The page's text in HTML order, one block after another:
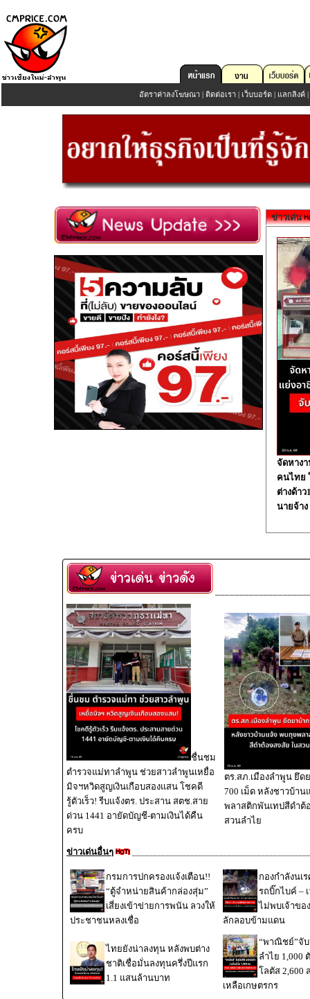
อัตราค่าลงโฆษณา | ติดต่อเรา | เว็บบอร์ด | แลกลิงค์ |
ข่าวเด่น
จัดหาง
คนไทย
ต่างด้า
นายจ้าง
ชื่นชม
ตำรวจแม่ทาลำพูน ช่วยสาวลำพูนเหยื่อ
มิจฯหวิดสูญเงินเกือบสองแสน โชคดี
รู้ตัวเร็ว! รีบแจ้งตร. ประสาน สตช.สาย
ด่วน 1441 อายัดบัญชี-ตามเงินได้คืน
ครบ
ตร.สภ.เมืองลำพูน ยึด
700 เม็ด หลังชาวบ้าน
พลาสติกพันเทปสีดำต้
สวนลำไย
ข่าวเด่นอื่นๆ
กรมการปกครองแจ้งเตือน!!
“ตู้จำหน่ายสินค้ากล่องสุ่ม”
เสี่ยงเข้าข่ายการพนัน ลวงให้
ประชาชนหลงเชื่อ
กองกำลังนเ
รถบิ๊กไบค์ –
ไม่พบเจ้าขอ
ลักลอบข้ามแดน
ไทยยังน่าลงทุน หลังพบต่าง
ชาติเชื่อมั่นลงทุนครึ่งปีแรก
1.1 แสนล้านบาท
“พาณิชย์”จั
ลำไย 1,000
โลตัส 2,600
เหลือเกษตรกร